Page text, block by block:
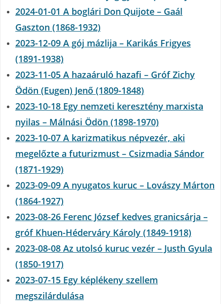
2024-01-01 A boglári Don Quijote – Gaál
Gaszton (1868-1932)
2023-12-09 A gój mázlija – Karikás Frigyes
(1891-1938)
2023-11-05 A hazaáruló hazafi – Gróf Zichy
Ödön (Eugen) Jenő (1809-1848)
2023-10-18 Egy nemzeti keresztény marxista
nyilas – Málnási Ödön (1898-1970)
2023-10-07 A karizmatikus népvezér, aki
megelőzte a futurizmust – Csizmadia Sándor
(1871-1929)
2023-09-09 A nyugatos kuruc – Lovászy Márton
(1864-1927)
2023-08-26 Ferenc József kedves granicsárja –
gróf Khuen-Héderváry Károly (1849-1918)
2023-08-08 Az utolsó kuruc vezér – Justh Gyula
(1850-1917)
2023-07-15 Egy képlékeny szellem
megszilárdulása